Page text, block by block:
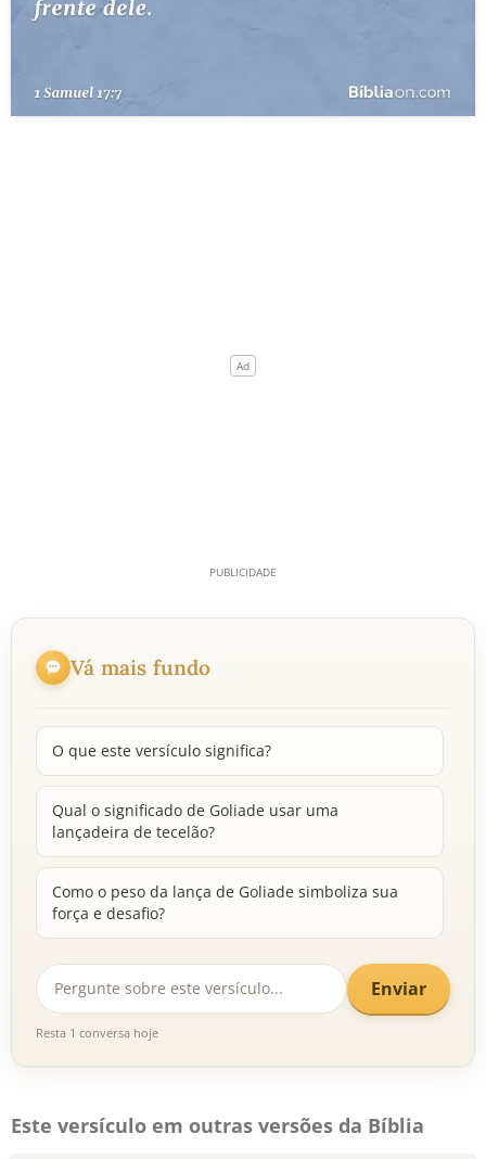
PERGUNTE À BÍBLIA
QUEM SOMOS
Vá mais fundo
O que este versículo significa?
Qual o significado de Goliade usar uma
lançadeira de tecelão?
Como o peso da lança de Goliade simboliza sua
força e desafio?
Enviar
Resta 1 conversa hoje
Este versículo em outras versões da Bíblia